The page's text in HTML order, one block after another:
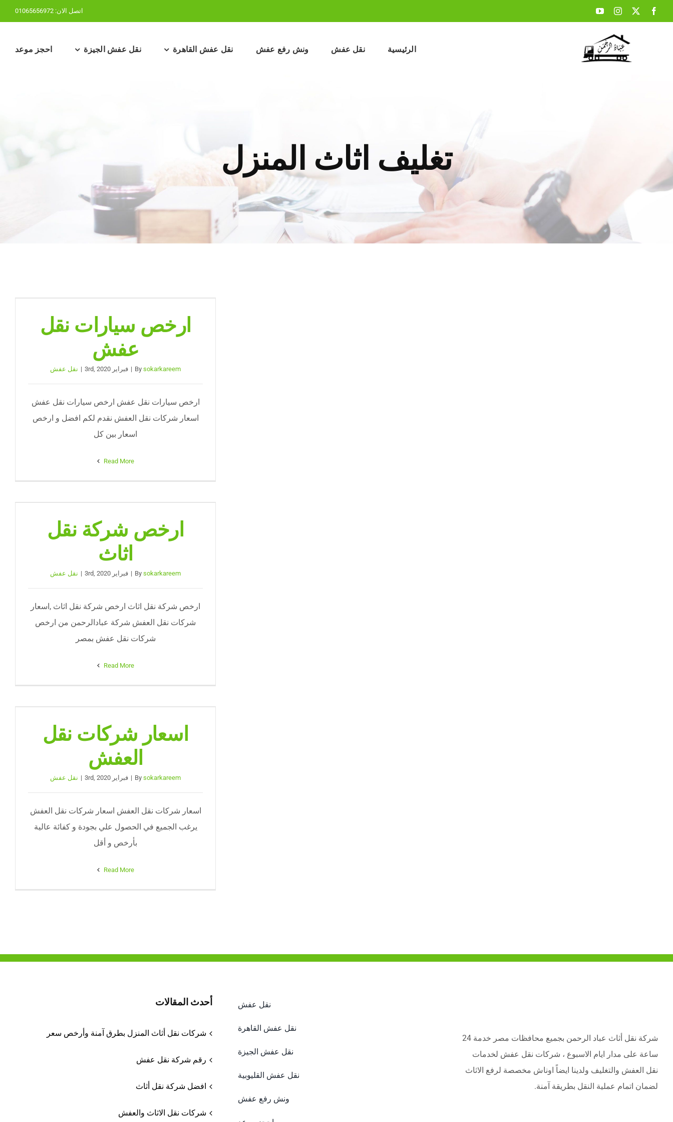
to
اتصل الان: 01065656972
الرئيسية نقل عفش ونش رفع عفش نقل عفش القاهرة نقل عفش الجيزة احجز موعد
تغليف اثاث المنزل
ارخص سيارات نقل
عفش
Bysokarkareem
| فبراير 3rd, 2020 | نقل عفش
ارخص سيارات نقل عفش ارخص سيارات نقل عفش
اسعار شركات نقل العفش نقدم لكم افضل و ارخص
اسعار بين كل
Read More
ارخص شركة نقل
اثاث
Bysokarkareem
| فبراير 3rd, 2020 | نقل عفش
ارخص شركة نقل اثاث ارخص شركة نقل اثاث ,اسعار
شركات نقل العفش شركة عبادالرحمن من ارخص
شركات نقل عفش بمصر
Read More
اسعار شركات نقل
العفش
Bysokarkareem
| فبراير 3rd, 2020 | نقل عفش
اسعار شركات نقل العفش اسعار شركات نقل العفش
يرغب الجميع في الحصول علي بجودة و كفائة عالية
بأرخص و أقل
Read More
شركة نقل أثاث عباد الرحمن بجميع محافظات مصر خدمة 24
ساعة على مدار ايام الاسبوع ، شركات نقل عفش لخدمات
نقل العفش والتغليف ولدينا ايضاً اوناش مخصصة لرفع الاثاث
لضمان اتمام عملية النقل بطريقة آمنة.
نقل عفش
نقل عفش القاهرة
نقل عفش الجيزة
نقل عفش القليوبية
ونش رفع عفش
أحدث المقالات
شركات نقل أثاث المنزل بطرق آمنة وأرخص سعر
رقم شركة نقل عفش
افضل شركة نقل أثاث
شركات نقل الاثاث والعفش